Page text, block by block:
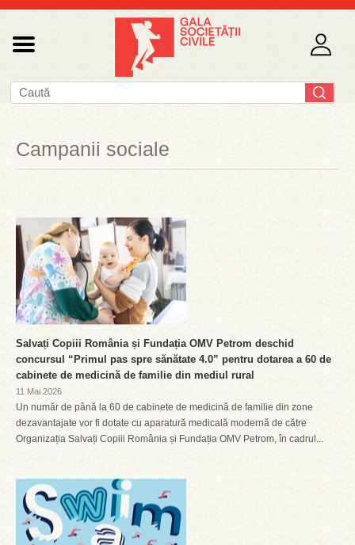
Campanii sociale
Salvați Copiii România și Fundația OMV Petrom deschid
concursul “Primul pas spre sănătate 4.0” pentru dotarea a 60 de
cabinete de medicină de familie din mediul rural
11 Mai 2026
Un număr de până la 60 de cabinete de medicină de familie din zone
dezavantajate vor fi dotate cu aparatură medicală modernă de către
Organizația Salvați Copiii România și Fundația OMV Petrom, în cadrul...